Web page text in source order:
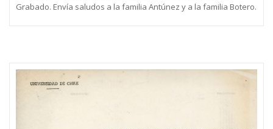
Grabado. Envía saludos a la familia Antúnez y a la familia Botero.